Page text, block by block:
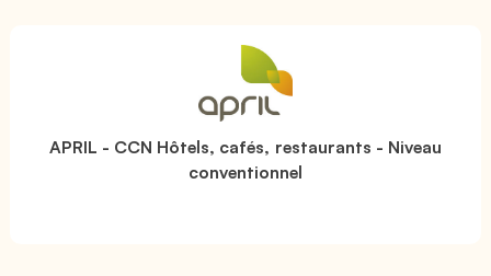
APRIL - CCN Hôtels, cafés, restaurants - Niveau
conventionnel